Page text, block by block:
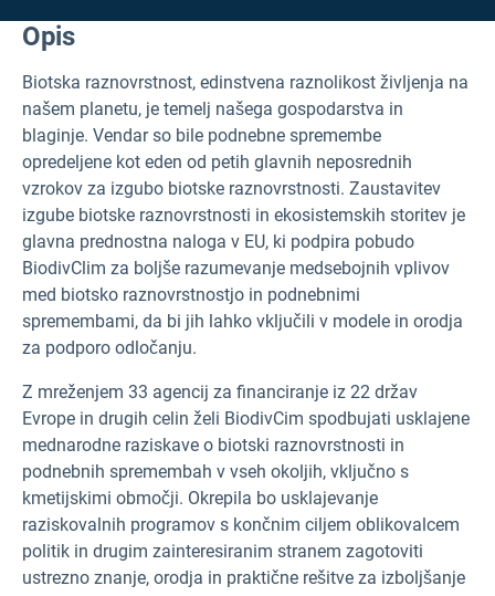
Opis
Biotska raznovrstnost, edinstvena raznolikost življenja na
našem planetu, je temelj našega gospodarstva in
blaginje. Vendar so bile podnebne spremembe
opredeljene kot eden od petih glavnih neposrednih
vzrokov za izgubo biotske raznovrstnosti. Zaustavitev
izgube biotske raznovrstnosti in ekosistemskih storitev je
glavna prednostna naloga v EU, ki podpira pobudo
BiodivClim za boljše razumevanje medsebojnih vplivov
med biotsko raznovrstnostjo in podnebnimi
spremembami, da bi jih lahko vključili v modele in orodja
za podporo odločanju.
Z mreženjem 33 agencij za financiranje iz 22 držav
Evrope in drugih celin želi BiodivCim spodbujati usklajene
mednarodne raziskave o biotski raznovrstnosti in
podnebnih spremembah v vseh okoljih, vključno s
kmetijskimi območji. Okrepila bo usklajevanje
raziskovalnih programov s končnim ciljem oblikovalcem
politik in drugim zainteresiranim stranem zagotoviti
ustrezno znanje, orodja in praktične rešitve za izboljšanje